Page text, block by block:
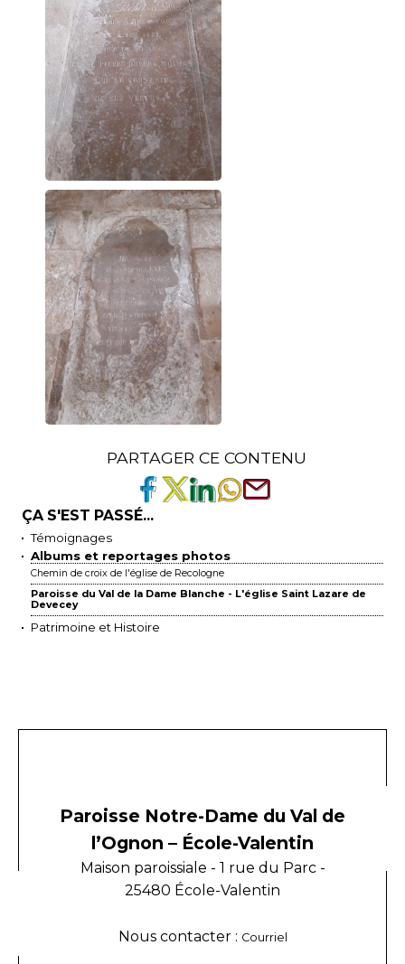
PARTAGER CE CONTENU
ÇA S'EST PASSÉ...
Témoignages
Albums et reportages photos
Chemin de croix de l'église de Recologne
Paroisse du Val de la Dame Blanche - L'église Saint Lazare de
Devecey
Patrimoine et Histoire
Paroisse Notre-Dame du Val de
l’Ognon – École-Valentin
Maison paroissiale - 1 rue du Parc -
25480 École-Valentin
Nous contacter : Courriel